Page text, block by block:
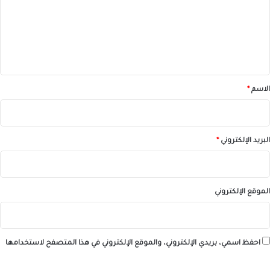
*الاسم*
البريد الإلكتروني*
الموقع الإلكتروني
احفظ اسمي، بريدي الإلكتروني، والموقع الإلكتروني في هذا المتصفح لاستخدامها